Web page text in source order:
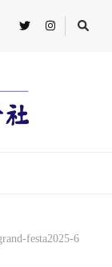
festa2025-6